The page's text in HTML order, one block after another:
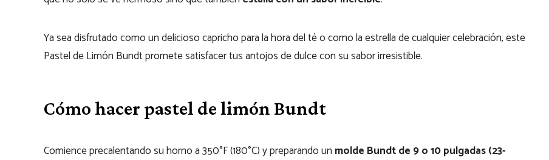
Ya sea disfrutado como un delicioso capricho para la hora del té o como la estrella de cualquier celebración, este
Pastel de Limón Bundt promete satisfacer tus antojos de dulce con su sabor irresistible.
Cómo hacer pastel de limón Bundt
Comience precalentando su horno a 350°F (180°C) y preparando un molde Bundt de 9 o 10 pulgadas (23-